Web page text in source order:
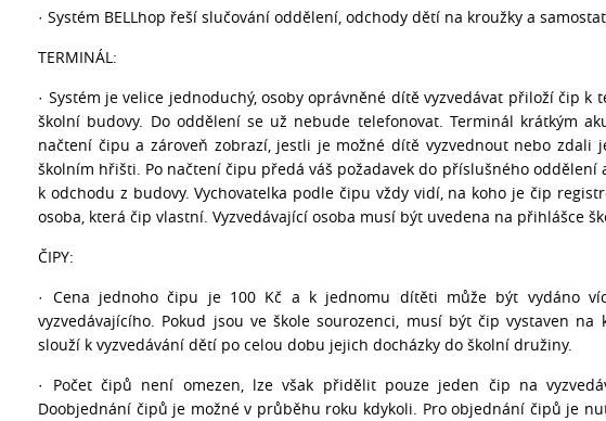
· Systém BELLhop řeší slučování oddělení, odchody dětí na kroužky a
TERMINÁL:
· Systém je velice jednoduchý, osoby oprávněné dítě vyzvedávat přiloží čip
školní budovy. Do oddělení se už nebude telefonovat. Terminál krátkým
načtení čipu a zároveň zobrazí, jestli je možné dítě vyzvednout nebo zdali
školním hřišti. Po načtení čipu předá váš požadavek do příslušného oddělení
k odchodu z budovy. Vychovatelka podle čipu vždy vidí, na koho je čip
osoba, která čip vlastní. Vyzvedávající osoba musí být uvedena na přihlášce
ČIPY:
· Cena jednoho čipu je 100 Kč a k jednomu dítěti může být vydáno
vyzvedávajícího. Pokud jsou ve škole sourozenci, musí být čip vystaven
slouží k vyzvedávání dětí po celou dobu jejich docházky do školní družiny.
· Počet čipů není omezen, lze však přidělit pouze jeden čip na
Doobjednání čipů je možné v průběhu roku kdykoli. Pro objednání čipů je